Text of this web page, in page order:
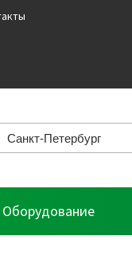
Оборудование